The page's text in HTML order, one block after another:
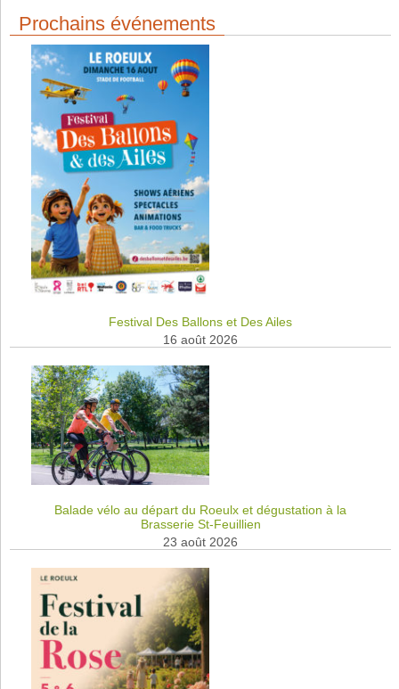
Prochains événements
Festival Des Ballons et Des Ailes
16 août 2026
Balade vélo au départ du Roeulx et dégustation à la
Brasserie St-Feuillien
23 août 2026